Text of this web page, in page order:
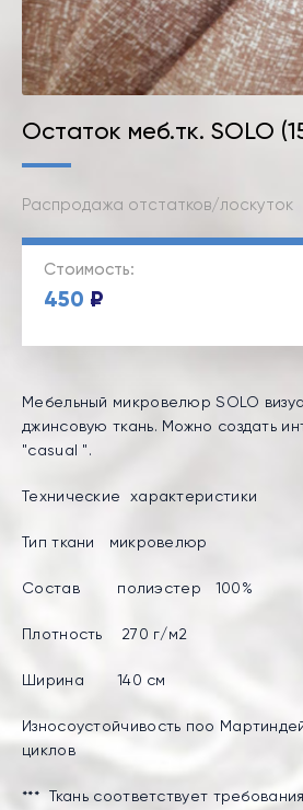
Остаток меб.тк. SOLO
Распродажа отстатков/лоскуток
Стоимость:
450 ₽
Мебельный микровелюр SOLO
джинсовую ткань. Можно создать
"casual ".
Технические характеристики
Тип ткани микровелюр
Состав полиэстер 100%
Плотность 270 г/м2
Ширина 140 см
Износоустойчивость поо
циклов
*** Ткань соответствует